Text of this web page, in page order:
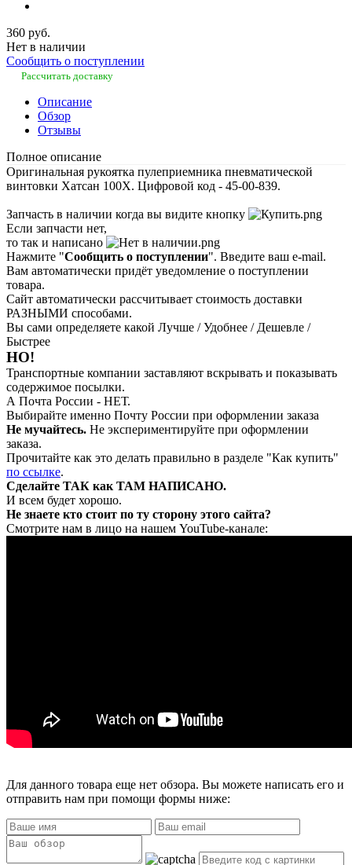
360 руб.
Нет в наличии
Сообщить о поступлении
Рассчитать доставку
Описание
Обзор
Отзывы
Полное описание
Оригинальная рукоятка пулеприемника пневматической
винтовки Хатсан 100Х. Цифровой код - 45-00-839.
Запчасть в наличии когда вы видите кнопку
Если запчасти нет,
то так и написано
Нажмите "Сообщить о поступлении". Введите ваш e-mail.
Вам автоматически придёт уведомление о поступлении
товара.
Сайт автоматически рассчитывает стоимость доставки
РАЗНЫМИ способами.
Вы сами определяете какой Лучше / Удобнее / Дешевле /
Быстрее
НО!
Транспортные компании заставляют вскрывать и показывать
содержимое посылки.
А Почта России - НЕТ.
Выбирайте именно Почту России при оформлении заказа
Не мучайтесь. Не экспериментируйте при оформлении
заказа.
Прочитайте как это делать правильно в разделе "Как купить"
по ссылке.
Сделайте ТАК как ТАМ НАПИСАНО.
И всем будет хорошо.
Не знаете кто стоит по ту сторону этого сайта?
Смотрите нам в лицо на нашем YouTube-канале:
Для данного товара еще нет обзора. Вы можете написать его и
отправить нам при помощи формы ниже: